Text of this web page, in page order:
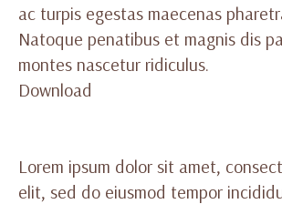
ac turpis egestas maecenas
Natoque penatibus et magnis dis
montes nascetur ridiculus.
Download
Lorem ipsum dolor sit amet,
elit, sed do eiusmod tempor